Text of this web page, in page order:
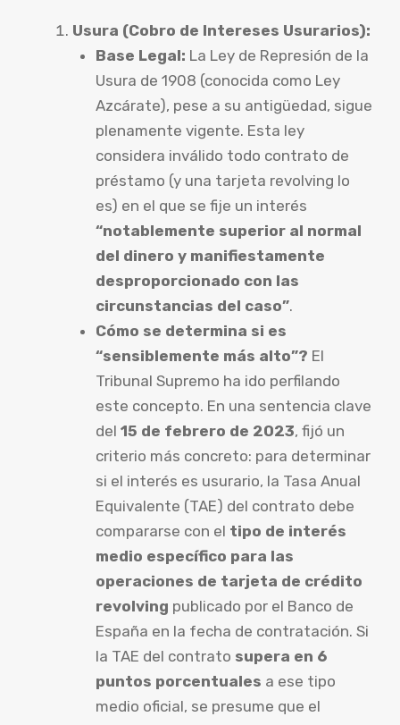
Usura (Cobro de Intereses Usurarios):
Base Legal: La Ley de Represión de la
Usura de 1908 (conocida como Ley
Azcárate), pese a su antigüedad, sigue
plenamente vigente. Esta ley
considera inválido todo contrato de
préstamo (y una tarjeta revolving lo
es) en el que se fije un interés
“notablemente superior al normal
del dinero y manifiestamente
desproporcionado con las
circunstancias del caso”.
Cómo se determina si es
“sensiblemente más alto”? El
Tribunal Supremo ha ido perfilando
este concepto. En una sentencia clave
del 15 de febrero de 2023, fijó un
criterio más concreto: para determinar
si el interés es usurario, la Tasa Anual
Equivalente (TAE) del contrato debe
compararse con el tipo de interés
medio específico para las
operaciones de tarjeta de crédito
revolving publicado por el Banco de
España en la fecha de contratación. Si
la TAE del contrato supera en 6
puntos porcentuales a ese tipo
medio oficial, se presume que el